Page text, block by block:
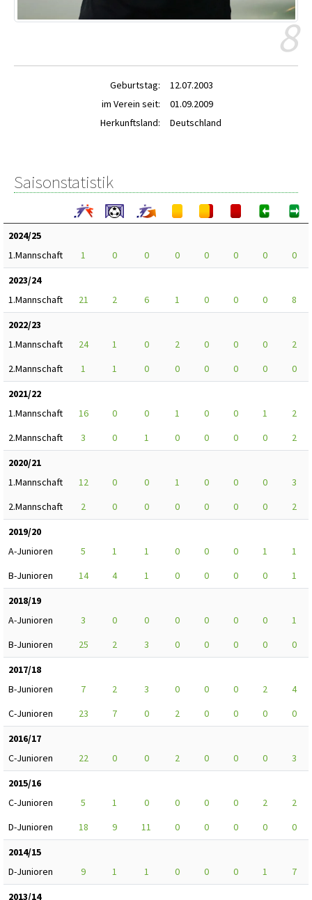
8
Geburtstag:
12.07.2003
im Verein seit:
01.09.2009
Herkunftsland:
Deutschland
Saisonstatistik
2024/25
1.Mannschaft
1 0 0 0 0 0 0
0
2023/24
1.Mannschaft
21 2 6 1 0 0 0
8
2022/23
1.Mannschaft
24 1 0 2 0 0 0
2
2.Mannschaft
1 1 0 0 0 0 0
0
2021/22
1.Mannschaft
16 0 0 1 0 0 1
2
2.Mannschaft
3 0 1 0 0 0 0
2
2020/21
1.Mannschaft
12 0 0 1 0 0 0
3
2.Mannschaft
2 0 0 0 0 0 0
2
2019/20
A-Junioren
5 1 1 0 0 0 1
1
B-Junioren
14 4 1 0 0 0 0
1
2018/19
A-Junioren
3 0 0 0 0 0 0
1
B-Junioren
25 2 3 0 0 0 0
0
2017/18
B-Junioren
7 2 3 0 0 0 2
4
C-Junioren
23 7 0 2 0 0 0
0
2016/17
C-Junioren
22 0 0 2 0 0 0
3
2015/16
C-Junioren
5 1 0 0 0 0 2
2
D-Junioren
18 9 11 0 0 0 0
0
2014/15
D-Junioren
9 1 1 0 0 0 1
7
2013/14